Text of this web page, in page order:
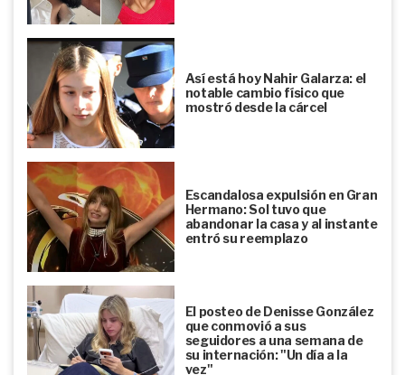
Así está hoy Nahir Galarza: el
notable cambio físico que
mostró desde la cárcel
Escandalosa expulsión en Gran
Hermano: Sol tuvo que
abandonar la casa y al instante
entró su reemplazo
El posteo de Denisse González
que conmovió a sus
seguidores a una semana de
su internación: "Un día a la
vez"